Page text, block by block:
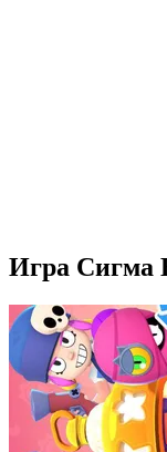
Игра Сигма